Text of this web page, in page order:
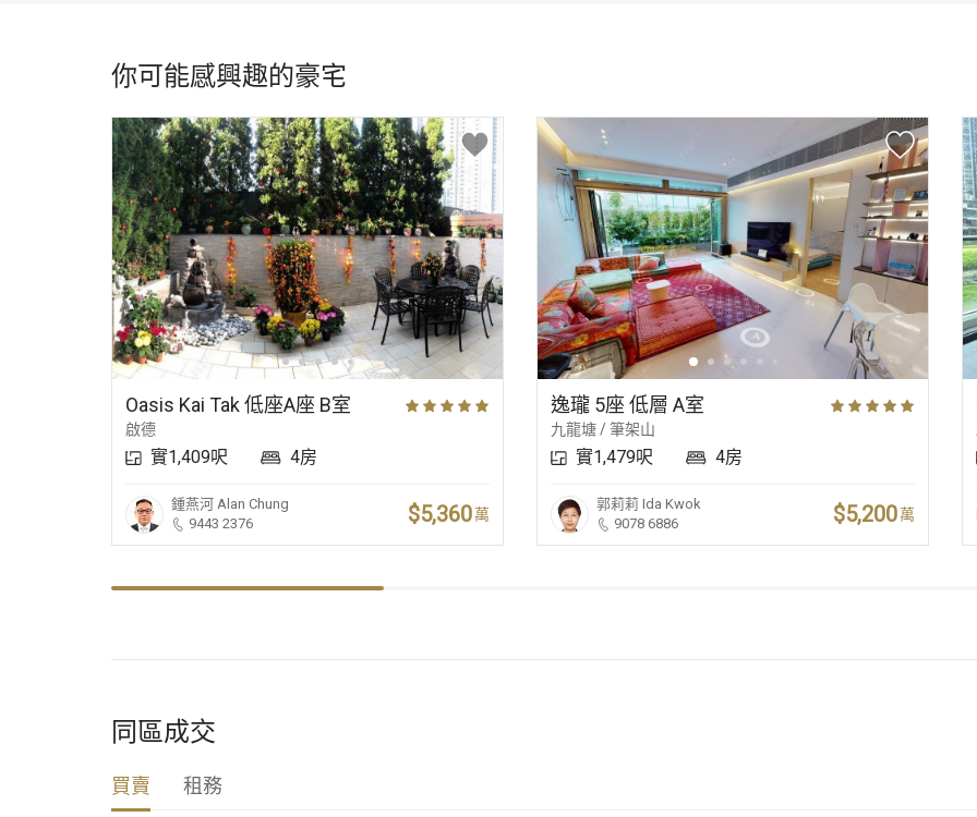
你可能感興趣的豪宅
Oasis Kai Tak 低座A座 B室
啟德
實1,409呎 4房
鍾燕河 Alan Chung
9443 2376
$5,360萬
逸瓏 5座 低層 A室
九龍塘 / 筆架山
實1,479呎 4房
郭莉莉 Ida Kwok
9078 6886
$5,200萬
同區成交
買賣 租務